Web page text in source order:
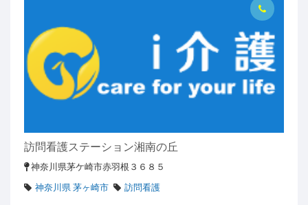
訪問看護ステーション湘南の丘
神奈川県茅ケ崎市赤羽根３６８５
神奈川県 茅ヶ崎市
訪問看護